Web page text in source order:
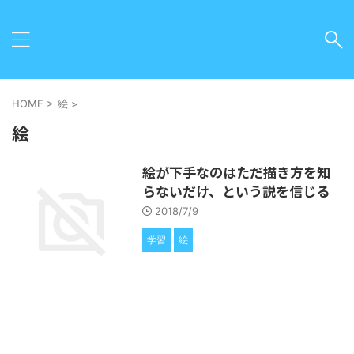
HOME > 絵 >
絵
絵が下手なのはただ描き方を知
らないだけ、という説を信じる
2018/7/9
学習 絵